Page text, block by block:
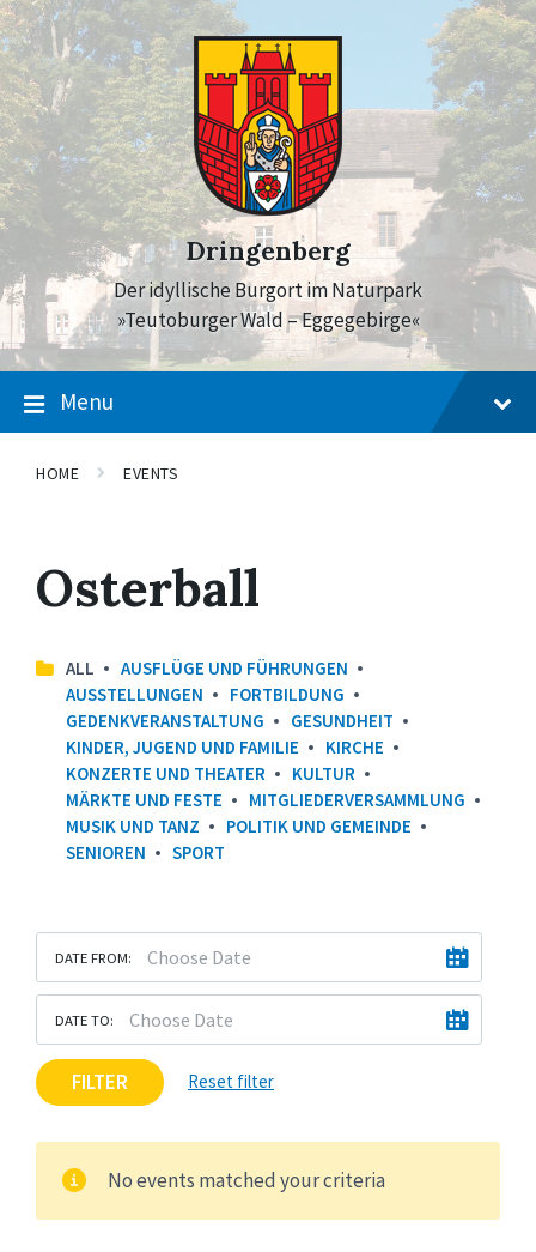
Skip
to
content
Skip
to
main
navigation
Skip
to
footer
Dringenberg
Der idyllische Burgort im Naturpark
»Teutoburger Wald – Eggegebirge«
Menu
HOME EVENTS
Osterball
ALL
AUSFLÜGE UND FÜHRUNGEN
AUSSTELLUNGEN
FORTBILDUNG
GEDENKVERANSTALTUNG
GESUNDHEIT
KINDER, JUGEND UND FAMILIE
KIRCHE
KONZERTE UND THEATER
KULTUR
MÄRKTE UND FESTE
MITGLIEDERVERSAMMLUNG
MUSIK UND TANZ
POLITIK UND GEMEINDE
SENIOREN
SPORT
DATE FROM:
DATE TO:
FILTER Reset filter
No events matched your criteria